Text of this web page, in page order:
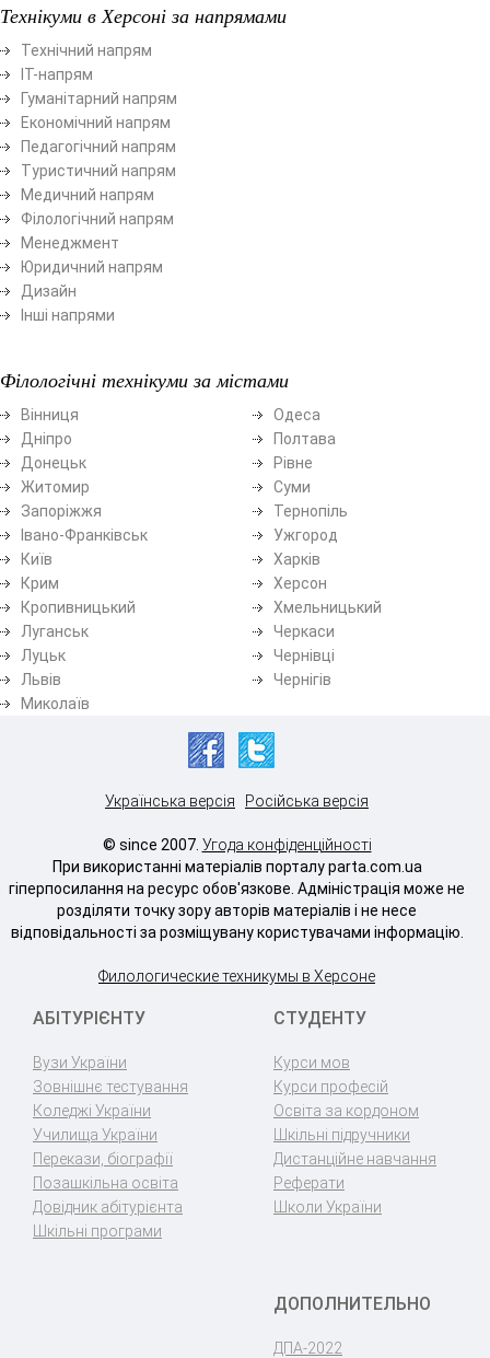
Технікуми в Херсоні за напрямами
Технічний напрям
ІТ-напрям
Гуманітарний напрям
Економічний напрям
Педагогічний напрям
Туристичний напрям
Медичний напрям
Філологічний напрям
Менеджмент
Юридичний напрям
Дизайн
Інші напрями
Філологічні технікуми за містами
Вінниця
Дніпро
Донецьк
Житомир
Запоріжжя
Івано-Франківськ
Київ
Крим
Кропивницький
Луганськ
Луцьк
Львів
Миколаїв
Одеса
Полтава
Рівне
Суми
Тернопіль
Ужгород
Харків
Херсон
Хмельницький
Черкаси
Чернівці
Чернігів
Українська версія Російська версія
© since 2007. Угода конфіденційності
При використанні матеріалів порталу parta.com.ua
гіперпосилання на ресурс обов'язкове. Адміністрація може не
розділяти точку зору авторів матеріалів і не несе
відповідальності за розміщувану користувачами інформацію.
Филологические техникумы в Херсоне
АБІТУРІЄНТУ
Вузи України
Зовнішнє тестування
Коледжі України
Училища України
Перекази, біографії
Позашкільна освіта
Довідник абітурієнта
Шкільні програми
СТУДЕНТУ
Курси мов
Курси професій
Освіта за кордоном
Шкільні підручники
Дистанційне навчання
Реферати
Школи України
ДОПОЛНИТЕЛЬНО
ДПА-2022